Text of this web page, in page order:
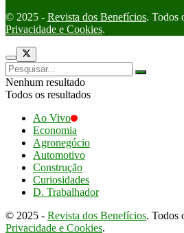
© 2025 - Revista dos Benefícios. Todos
Privacidade e Cookies.
Nenhum resultado
Todos os resultados
Ao Vivo
Economia
Agronegócio
Automotivo
Construção
Curiosidades
D. Trabalhador
© 2025 - Revista dos Benefícios. Todos
Privacidade e Cookies.